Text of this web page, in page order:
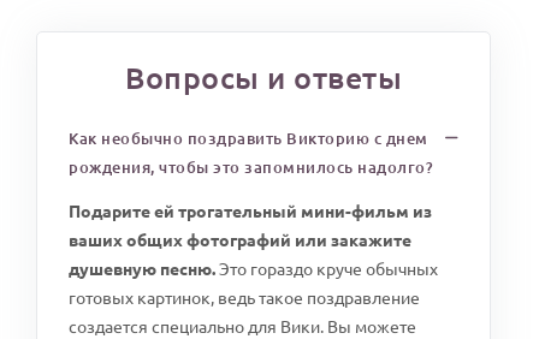
Вопросы и ответы
Как необычно поздравить Викторию с днем
рождения, чтобы это запомнилось надолго?
Подарите ей трогательный мини-фильм из
ваших общих фотографий или закажите
душевную песню.Это гораздо круче обычных
готовых картинок, ведь такое поздравление
создается специально для Вики. Вы можете